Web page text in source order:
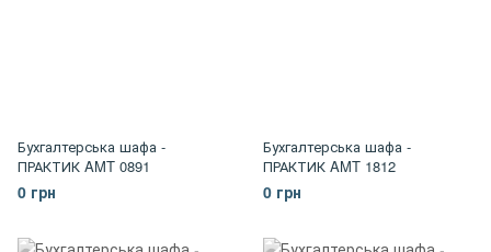
Бухгалтерська шафа -
ПРАКТИК AMT 0891
0 грн
Бухгалтерська шафа -
ПРАКТИК AMT 1812
0 грн